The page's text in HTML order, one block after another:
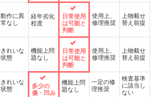
動作に異
常なし
経年劣化
程度
日常使用
は可能と
判断
使用上、
修理推奨
上物載せ
替え前提
きれいな
状態
機能上問
題なし
日常使用
は可能と
判断
使用上、
修理推奨
上物載せ
替え前提
きれいな
状態
多少の
傷・凹み
機能上問
題なし
一定の修
理推奨
検査基準
に該当し
ない